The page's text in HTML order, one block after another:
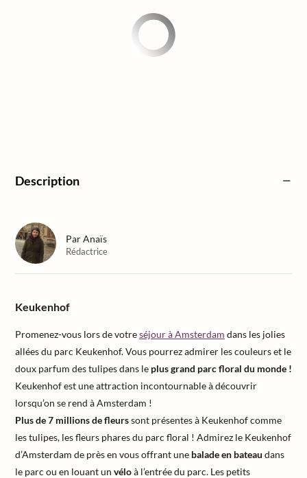
Description
Keukenhof
Promenez-vous lors de votreséjour à Amsterdam dans les jolies
allées du parc Keukenhof. Vous pourrez admirer les couleurs et le
doux parfum des tulipes dans le plus grand parc floral du monde !
Keukenhof est une attraction incontournable à découvrir
lorsqu’on se rend à Amsterdam !
Plus de 7 millions de fleurssont présentes à Keukenhof comme
les tulipes, les fleurs phares du parc floral ! Admirez le Keukenhof
d’Amsterdam de près en vous offrant une balade en bateau dans
le parc ou en louant un véloà l’entrée du parc. Les petits
ParAnaïs
Rédactrice